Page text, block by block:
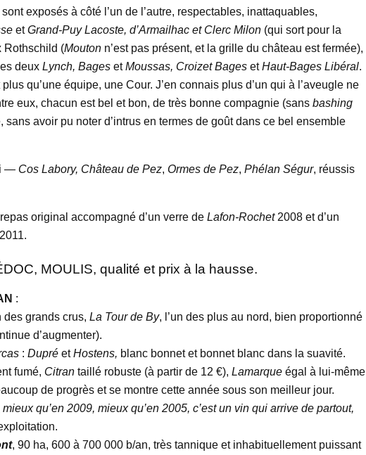
exposés à côté l’un de l’autre, respectables, inattaquables,
etGrand-Puy Lacoste, d’Armailhac et Clerc Milon(qui sort pour la
Rothschild (Moutonn’est pas présent, et la grille du château est fermée),
deux Lynch, BagesetMoussas, Croizet BagesetHaut-Bages Libéral.
qu’une équipe, une Cour. J’en connais plus d’un qui à l’aveugle ne
eux, chacun est bel et bon, de très bonne compagnie (sans bashing
avoir pu noter d’intrus en termes de goût dans ce bel ensemble
— Cos Labory, Château de Pez, Ormes de Pez, Phélan Ségur, réussis
original accompagné d’un verre de Lafon-Rochet2008 et d’un
MOULIS, qualité et prix à la hausse.
:
grands crus, La Tour de By, l’un des plus au nord, bien proportionné
d’augmenter).
: DupréetHostens, blanc bonnet et bonnet blanc dans la suavité.
fumé, Citrantaillé robuste (à partir de 12 €), Lamarqueégal à lui-même
de progrès et se montre cette année sous son meilleur jour.
qu’en 2009, mieux qu’en 2005, c’est un vin qui arrive de partout,
, 90 ha, 600 à 700 000 b/an, très tannique et inhabituellement puissant